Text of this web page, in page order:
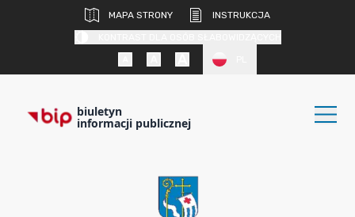
MAPA STRONY
INSTRUKCJA
biuletyn
informacji publicznej